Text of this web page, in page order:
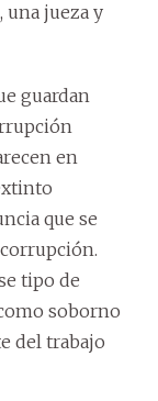
una jueza y
guardan
en
que se
tipo de
soborno
del trabajo